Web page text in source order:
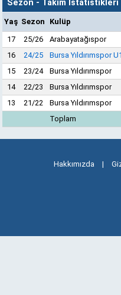
Sezon - Takım İstatistikleri
Yaş Sezon Kulüp
17
25/26
Arabayatağıspor
16
24/25 Bursa Yıldırımspor
15
23/24
Bursa Yıldırımspor
14
22/23
Bursa Yıldırımspor
13
21/22
Bursa Yıldırımspor
Toplam
Hakkımızda |